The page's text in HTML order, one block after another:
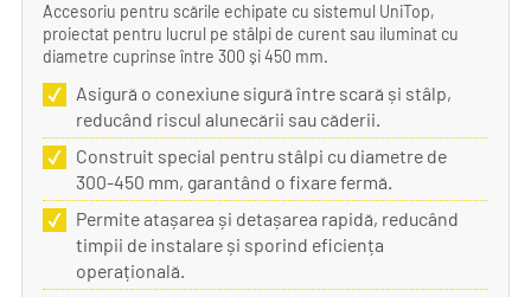
Accesoriu pentru scările echipate cu sistemul UniTop,
proiectat pentru lucrul pe stâlpi de curent sau iluminat cu
diametre cuprinse între 300 și 450 mm.
Asigură o conexiune sigură între scară și stâlp,
reducând riscul alunecării sau căderii.
Construit special pentru stâlpi cu diametre de
300-450 mm, garantând o fixare fermă.
Permite atașarea și detașarea rapidă, reducând
timpii de instalare și sporind eficiența
operațională.